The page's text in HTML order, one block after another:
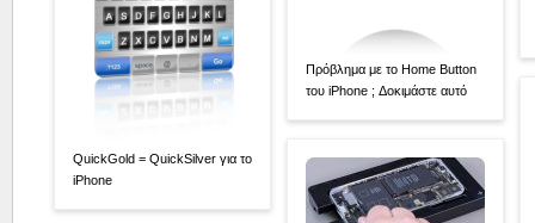
QuickGold = QuickSilver για το
iPhone
Πρόβλημα με το Home Button
του iPhone ; Δοκιμάστε αυτό